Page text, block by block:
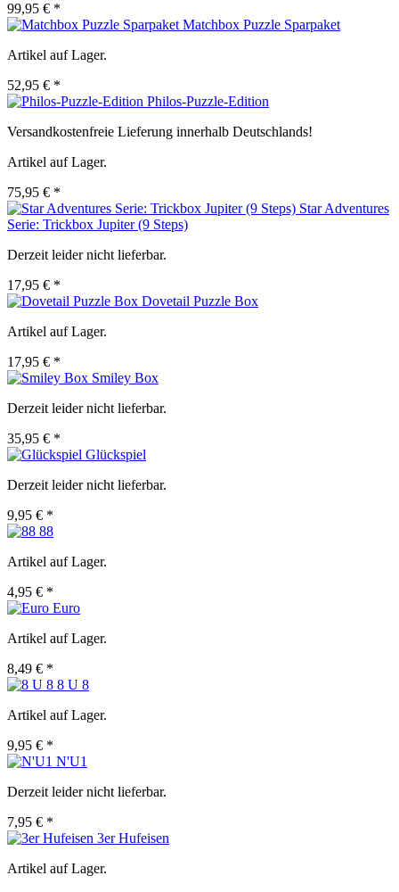
99,95 € *
Matchbox Puzzle Sparpaket
Artikel auf Lager.
52,95 € *
Philos-Puzzle-Edition
Versandkostenfreie Lieferung innerhalb Deutschlands!
Artikel auf Lager.
75,95 € *
Star Adventures
Serie: Trickbox Jupiter (9 Steps)
Derzeit leider nicht lieferbar.
17,95 € *
Dovetail Puzzle Box
Artikel auf Lager.
17,95 € *
Smiley Box
Derzeit leider nicht lieferbar.
35,95 € *
Glückspiel
Derzeit leider nicht lieferbar.
9,95 € *
88
Artikel auf Lager.
4,95 € *
Euro
Artikel auf Lager.
8,49 € *
8 U 8
Artikel auf Lager.
9,95 € *
N'U1
Derzeit leider nicht lieferbar.
7,95 € *
3er Hufeisen
Artikel auf Lager.